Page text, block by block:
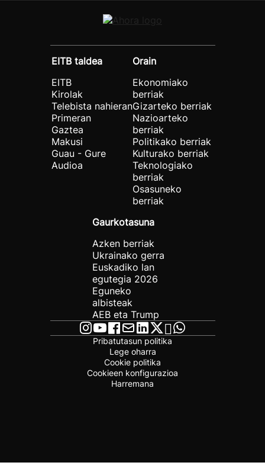
EITB taldea
EITB
Kirolak
Telebista nahieran
Primeran
Gaztea
Makusi
Guau - Gure
Audioa
Orain
Ekonomiako
berriak
Gizarteko berriak
Nazioarteko
berriak
Politikako berriak
Kulturako berriak
Teknologiako
berriak
Osasuneko
berriak
Gaurkotasuna
Azken berriak
Ukrainako gerra
Euskadiko lan
egutegia 2026
Eguneko
albisteak
AEB eta Trump
Pribatutasun politika
Lege oharra
Cookie politika
Cookieen konfigurazioa
Harremana